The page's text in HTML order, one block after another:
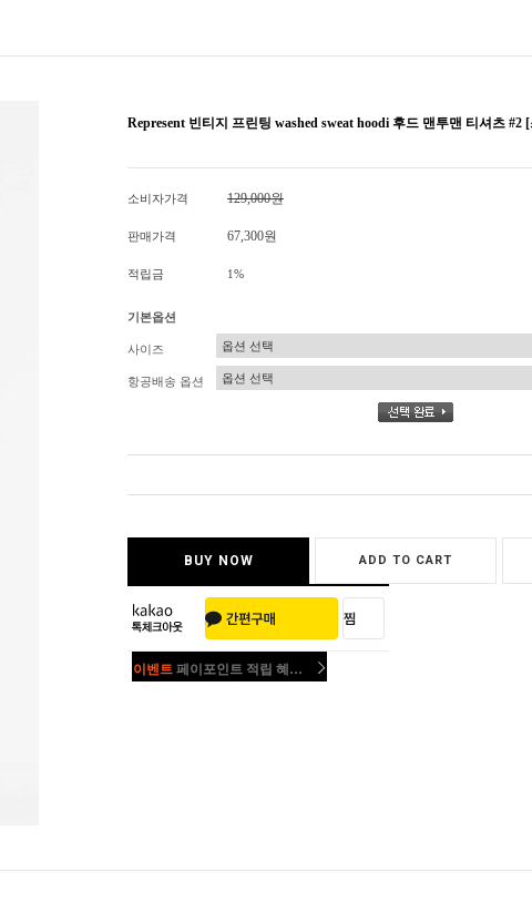
Represent 빈티지 프린팅 washed sweat hoodi 후드 맨투맨 티셔츠 #2
소비자가격 129,000원
판매가격 67,300원
적립금 1%
기본옵션
사이즈
항공배송 옵션
BUY NOW ADD TO CART
이벤트 페이포인트 적립 혜택 2배 UP!